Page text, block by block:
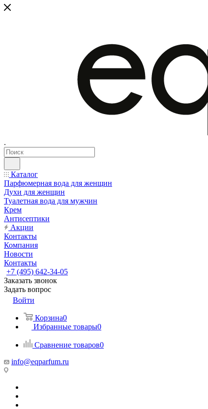
.
Каталог
Парфюмерная вода для женщин
Духи для женщин
Туалетная вода для мужчин
Крем
Антисептики
Акции
Контакты
Компания
Новости
Контакты
+7 (495) 642-34-05
Заказать звонок
Задать вопрос
Войти
Корзина0
Избранные товары0
Сравнение товаров0
info@eqparfum.ru